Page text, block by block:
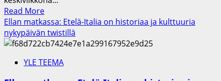
Read MoreRead
more
about
Ella
johdattaa
Ellan matkassa: Etelä-Italia on historiaa ja kulttuuria
nykypäivän twistillä
YLE TEEMA